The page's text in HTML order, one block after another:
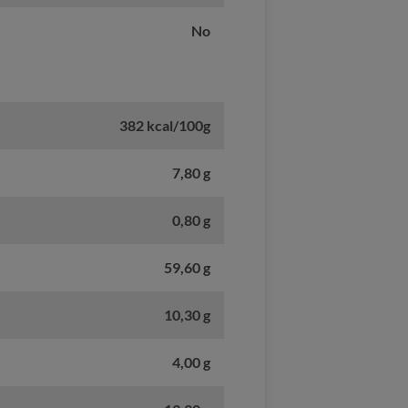
No
382 kcal/100g
7,80 g
0,80 g
59,60 g
10,30 g
4,00 g